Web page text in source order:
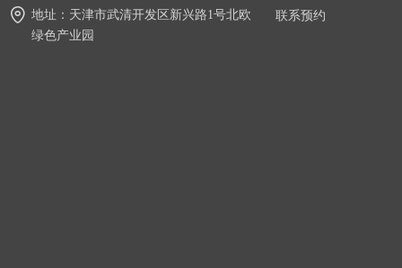
地址： 天津市武清开发区新兴路1号北欧
绿色产业园
联系预约